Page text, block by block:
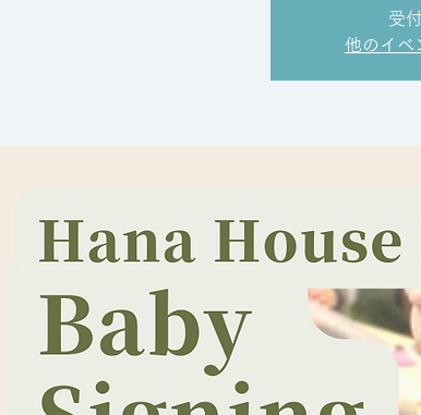
受
他のイベ